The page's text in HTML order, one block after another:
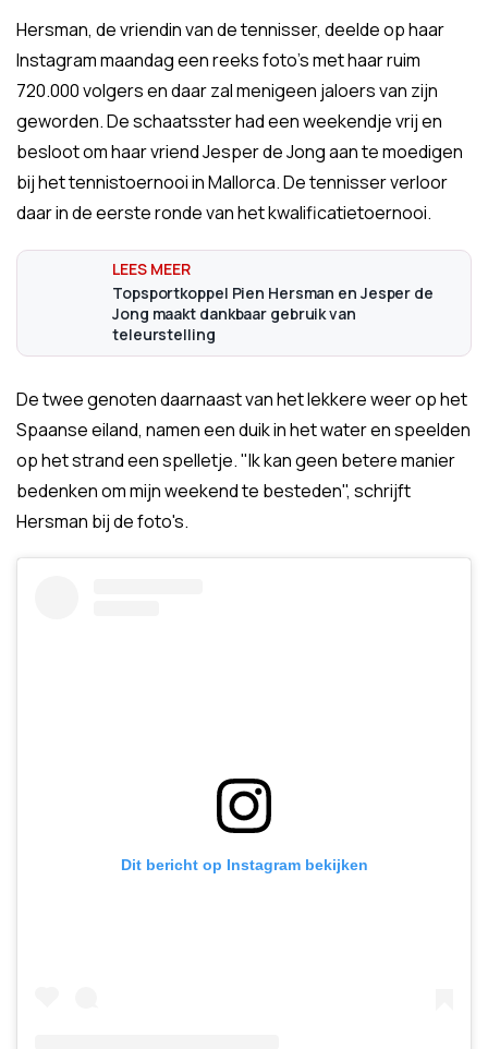
Hersman, de vriendin van de tennisser, deelde op haar
Instagram maandag een reeks foto's met haar ruim
720.000 volgers en daar zal menigeen jaloers van zijn
geworden. De schaatsster had een weekendje vrij en
besloot om haar vriend Jesper de Jong aan te moedigen
bij het tennistoernooi in Mallorca. De tennisser verloor
daar in de eerste ronde van het kwalificatietoernooi.
Topsportkoppel Pien Hersman en Jesper de
Jong maakt dankbaar gebruik van
teleurstelling
De twee genoten daarnaast van het lekkere weer op het
Spaanse eiland, namen een duik in het water en speelden
op het strand een spelletje. "Ik kan geen betere manier
bedenken om mijn weekend te besteden", schrijft
Hersman bij de foto's.
Dit bericht op Instagram bekijken